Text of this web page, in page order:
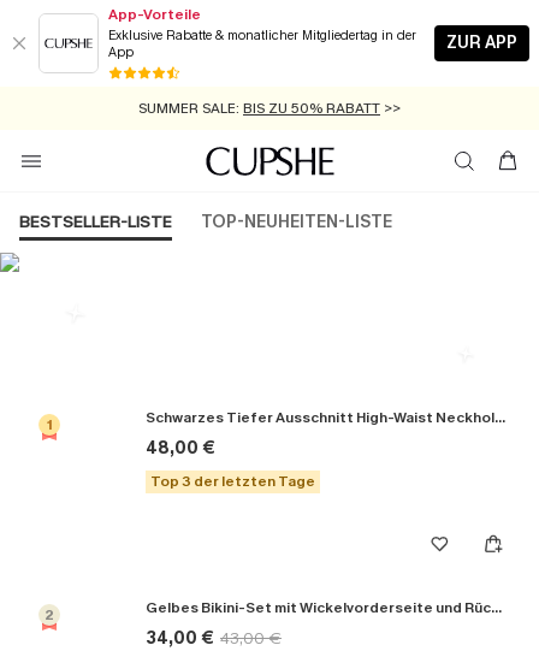
App-Vorteile
Exklusive Rabatte & monatlicher Mitgliedertag in der
App
ZUR APP
GRATIS MASSBAND MIT JEDEM SCHNELLVERSAND-ARTIKEL >>
SUMMER SALE: BIS ZU 50% RABATT >>
ZUM NEWSLETTER:BIS ZU -20% EXTRA ERHALTEN
KOSTENLOSER VERSAND AB 89 €
BESTSELLER-LISTE TOP-NEUHEITEN-LISTE
1 Schwarzes Tiefer Ausschnitt High-Waist Neckholder-Bikini-Set
48,00 €
Top 3 der letzten Tage
2 Gelbes Bikini-Set mit Wickelvorderseite und Rückenbindung
34,00 € 43,00 €